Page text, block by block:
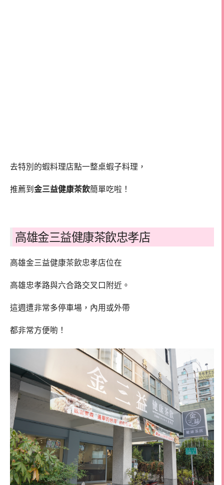
去特別的蝦料理店點一整桌蝦子料理，
推薦到 金三益健康茶飲簡單吃啦！
高雄金三益健康茶飲忠孝店
高雄金三益健康茶飲忠孝店位在
高雄忠孝路與六合路交叉口附近。
這週遭非常多停車場，內用或外帶
都非常方便喲！